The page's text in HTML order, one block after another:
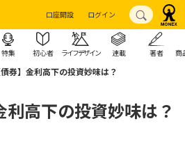
口座開設 ログイン
特集 初心者 ライフデザイン 連載 著者 商
債券】金利高下の投資妙味は？
利高下の投資妙味は？